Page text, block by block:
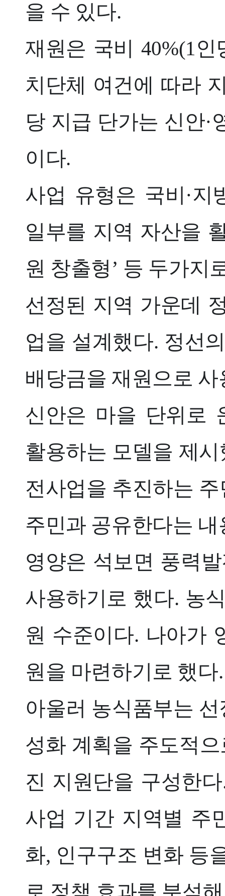
을 수 있다.
재원은 국비 40%(1
치단체 여건에 따라
당 지급 단가는 신안·
이다.
사업 유형은 국비·지
일부를 지역 자산을
원 창출형’ 등 두가지
선정된 지역 가운데
업을 설계했다. 정선
배당금을 재원으로
신안은 마을 단위로
활용하는 모델을 제
전사업을 추진하는
주민과 공유한다는
영양은 석보면 풍력
사용하기로 했다. 농
원 수준이다. 나아가
원을 마련하기로 했다.
아울러 농식품부는
성화 계획을 주도적
진 지원단을 구성한
사업 기간 지역별 주
화, 인구구조 변화 등